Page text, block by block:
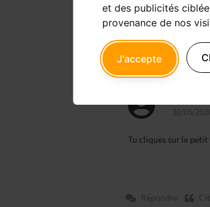
et des publicités
provenance de nos
J'accepte
Répondre
30/05/
Tu cliques sur le
Répondre